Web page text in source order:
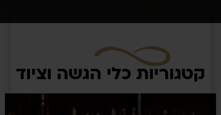
קטגוריות כלי הגשה וציוד